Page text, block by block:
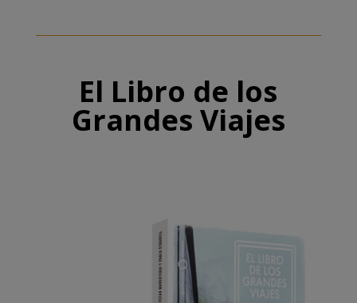
El Libro de los
Grandes Viajes